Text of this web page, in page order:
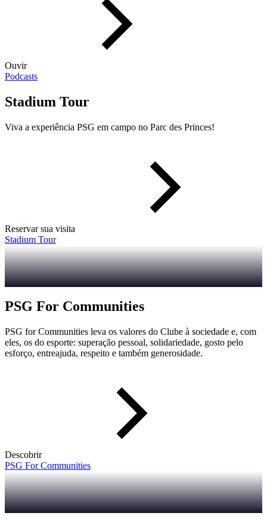
Ouvir
Podcasts
Stadium Tour
Viva a experiência PSG em campo no Parc des Princes!
Reservar sua visita
Stadium Tour
PSG For Communities
PSG for Communities leva os valores do Clube à sociedade e, com
eles, os do esporte: superação pessoal, solidariedade, gosto pelo
esforço, entreajuda, respeito e também generosidade.
Descobrir
PSG For Communities